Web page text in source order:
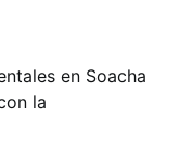
en Soacha
la